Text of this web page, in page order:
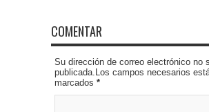
COMENTAR
Su dirección de correo electrónico no
publicada.Los campos necesarios
marcados *